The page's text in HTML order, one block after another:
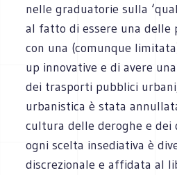
nelle graduatorie sulla
al fatto di essere una delle
con una (comunque
up innovative e di avere
dei trasporti pubblici
urbanistica è stata
cultura delle deroghe e
ogni scelta insediativa è
discrezionale e affidata al